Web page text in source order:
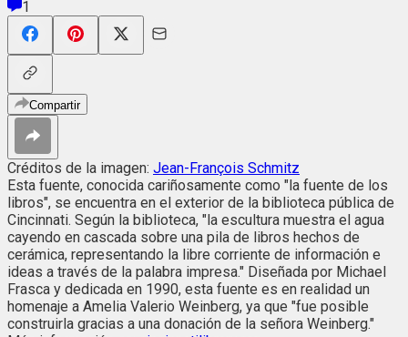
1
Compartir
Créditos de la imagen: Jean-François Schmitz
Esta fuente, conocida cariñosamente como "la fuente de los
libros", se encuentra en el exterior de la biblioteca pública de
Cincinnati. Según la biblioteca, "la escultura muestra el agua
cayendo en cascada sobre una pila de libros hechos de
cerámica, representando la libre corriente de información e
ideas a través de la palabra impresa." Diseñada por Michael
Frasca y dedicada en 1990, esta fuente es en realidad un
homenaje a Amelia Valerio Weinberg, ya que "fue posible
construirla gracias a una donación de la señora Weinberg."